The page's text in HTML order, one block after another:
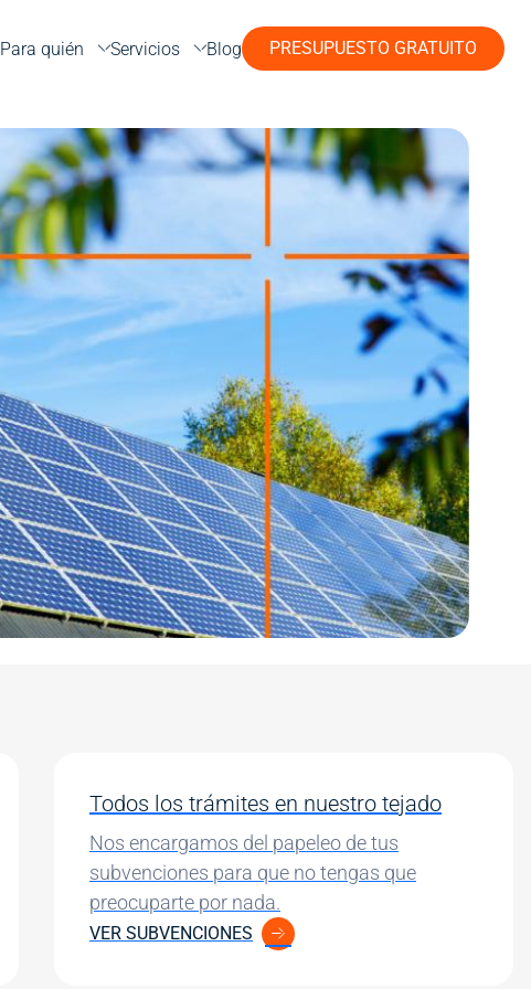
Para quién Servicios Blog PRESUPUESTO GRATUITO
Todos los trámites en nuestro tejado
Nos encargamos del papeleo de tus
subvenciones para que no tengas que
preocuparte por nada.
VER SUBVENCIONES